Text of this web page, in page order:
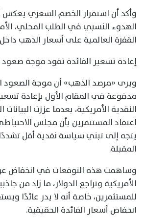
وأكد أن استمرار الخصم السعري يعكس
الهدوء النسبي في الطلب المحلي،
القفزة العالمية على أسعار الذهب
إعادة تسعير الفائدة تقود موجة
ويرى «مرصد الذهب» أن موجة الصعود
مدفوعة في المقام الأول بإعادة
النقدية الأمريكية، بعدما عززت البيانات
اعتقاد المستثمرين بأن مجلس
يتجه إلى تبني سياسة نقدية أقل تشددًا
المقبلة.
وساهمت هذه التوقعات في انخفاض
الأمريكية وتراجع الدولار، ما زاد من
للمستثمرين، خاصة أنه لا يدر عائدًا
انخفاض أسعار الفائدة الحقيقية.